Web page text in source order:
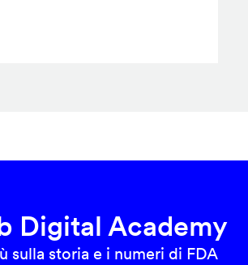
Digital Academy
sulla storia e i numeri di FDA